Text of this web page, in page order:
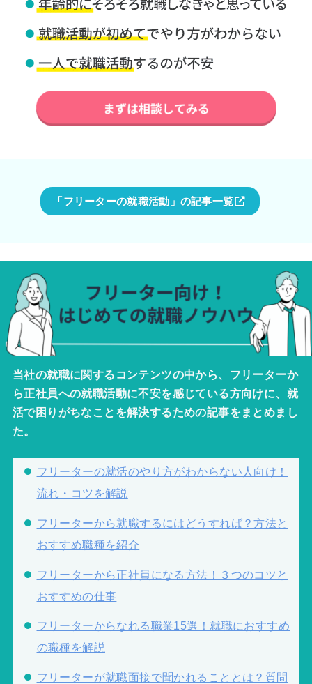
「フリーターの就職活動」の記事一覧
当社の就職に関するコンテンツの中から、フリーターか
ら正社員への就職活動に不安を感じている方向けに、就
活で困りがちなことを解決するための記事をまとめまし
た。
フリーターの就活のやり方がわからない人向け！
流れ・コツを解説
フリーターから就職するにはどうすれば？方法と
おすすめ職種を紹介
フリーターから正社員になる方法！３つのコツと
おすすめの仕事
フリーターからなれる職業15選！就職におすすめ
の職種を解説
フリーターが就職面接で聞かれることとは？質問